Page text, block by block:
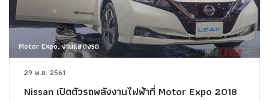
Motor Expo, งานแสดงรถ
29 พ.ย. 2561
Nissan เปิดตัวรถพลังงานไฟฟ้าที่ Motor Expo 2018